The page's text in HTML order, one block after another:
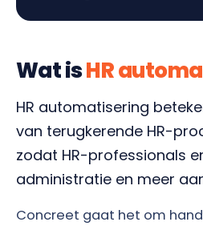
Wat isHR
HR automatisering
van terugkerende HR-
zodat HR-professionals
administratie en meer
Concreet gaat het om